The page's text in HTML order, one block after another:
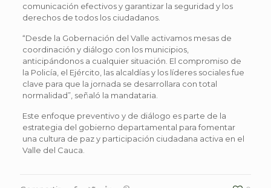
comunicación efectivos y garantizar la seguridad y los
derechos de todos los ciudadanos.
“Desde la Gobernación del Valle activamos mesas de
coordinación y diálogo con los municipios,
anticipándonos a cualquier situación. El compromiso de
la Policía, el Ejército, las alcaldías y los líderes sociales fue
clave para que la jornada se desarrollara con total
normalidad”, señaló la mandataria.
Este enfoque preventivo y de diálogo es parte de la
estrategia del gobierno departamental para fomentar
una cultura de paz y participación ciudadana activa en el
Valle del Cauca.